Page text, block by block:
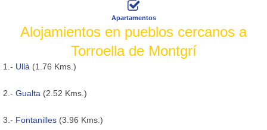
Apartamentos
Alojamientos en pueblos cercanos a
Torroella de Montgrí
1.- Ullà (1.76 Kms.)
2.- Gualta (2.52 Kms.)
3.- Fontanilles (3.96 Kms.)